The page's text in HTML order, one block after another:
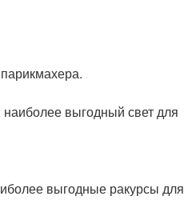
выгодный свет для
выгодные ракурсы для